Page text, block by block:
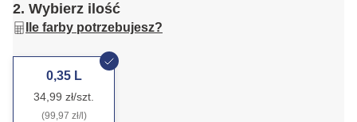
2. Wybierz ilość
Ile farby potrzebujesz?
0,35 L
34,99 zł/szt.
(99,97 zł/l)